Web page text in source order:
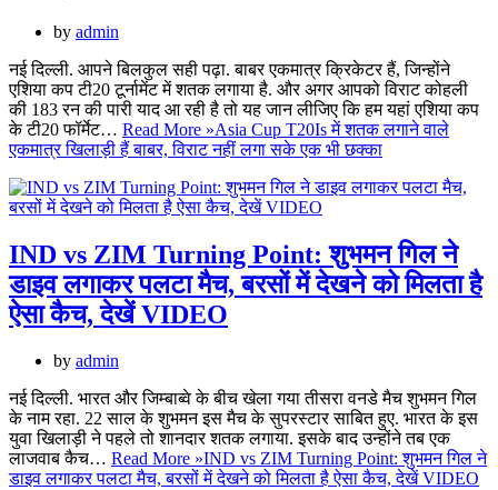
by admin
नई दिल्ली. आपने बिलकुल सही पढ़ा. बाबर एकमात्र क्रिकेटर हैं, जिन्होंने
एशिया कप टी20 टूर्नामेंट में शतक लगाया है. और अगर आपको विराट कोहली
की 183 रन की पारी याद आ रही है तो यह जान लीजिए कि हम यहां एशिया कप
के टी20 फॉर्मेट… Read More »Asia Cup T20Is में शतक लगाने वाले
एकमात्र खिलाड़ी हैं बाबर, विराट नहीं लगा सके एक भी छक्का
IND vs ZIM Turning Point: शुभमन गिल ने
डाइव लगाकर पलटा मैच, बरसों में देखने को मिलता है
ऐसा कैच, देखें VIDEO
by admin
नई दिल्ली. भारत और जिम्बाब्वे के बीच खेला गया तीसरा वनडे मैच शुभमन गिल
के नाम रहा. 22 साल के शुभमन इस मैच के सुपरस्टार साबित हुए. भारत के इस
युवा खिलाड़ी ने पहले तो शानदार शतक लगाया. इसके बाद उन्होंने तब एक
लाजवाब कैच… Read More »IND vs ZIM Turning Point: शुभमन गिल ने
डाइव लगाकर पलटा मैच, बरसों में देखने को मिलता है ऐसा कैच, देखें VIDEO